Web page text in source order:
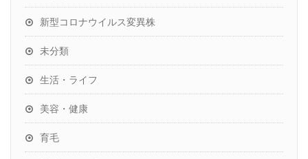
新型コロナウイルス変異株
未分類
生活・ライフ
美容・健康
育毛